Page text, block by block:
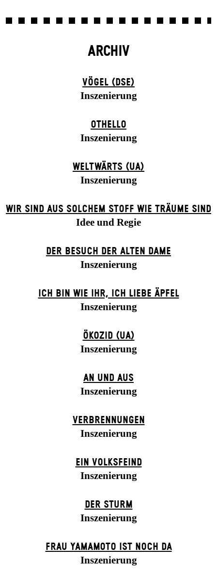
ARCHIV
VÖGEL (DSE)
Inszenierung
OTHELLO
Inszenierung
WELTWÄRTS (UA)
Inszenierung
WIR SIND AUS SOLCHEM STOFF WIE TRÄUME SIND
Idee und Regie
DER BE­SUCH DER ALT­EN DA­ME
Inszenierung
ICH BIN WIE IHR, ICH LIEBE ÄPFEL
Inszenierung
ÖKOZID (UA)
Inszenierung
AN UND AUS
Inszenierung
VERBRENNUNGEN
Inszenierung
EIN VOLKS­FEIND
Inszenierung
DER STURM
Inszenierung
FRAU YAMAMOTO IST NOCH DA
Inszenierung